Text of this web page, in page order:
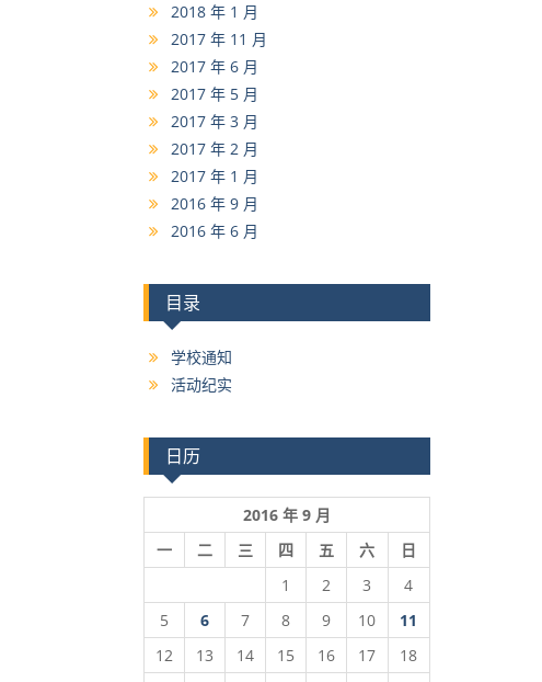
2018 年 1 月
2017 年 11 月
2017 年 6 月
2017 年 5 月
2017 年 3 月
2017 年 2 月
2017 年 1 月
2016 年 9 月
2016 年 6 月
目录
学校通知
活动纪实
日历
2016 年 9 月
一
二 三 四 五 六
日
1
2 3
4
5
6 7 8 9 10
11
12
13 14 15 16 17
18